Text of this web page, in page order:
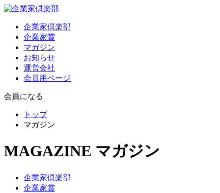
企業家倶楽部
企業家賞
マガジン
お知らせ
運営会社
会員用ページ
会員になる
トップ
マガジン
MAGAZINE マガジン
企業家倶楽部
企業家賞